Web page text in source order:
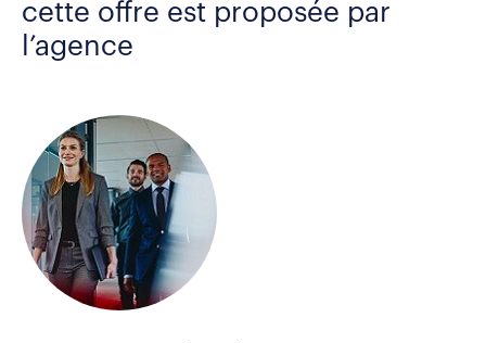
cette offre est proposée par
l’agence